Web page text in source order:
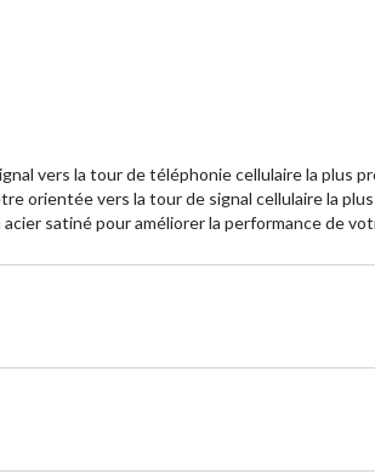
vers la tour de téléphonie cellulaire la plus
orientée vers la tour de signal cellulaire la
satiné pour améliorer la performance de